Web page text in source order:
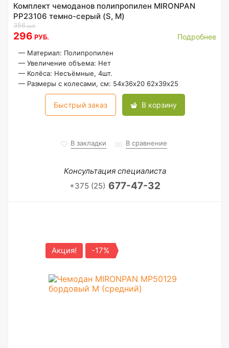
Комплект чемоданов полипропилен MIRONPAN
PP23106 темно-серый (S, M)
356руб.
296 РУБ. Подробнее
— Материал: Полипропилен
— Увеличение объема: Нет
— Колёса: Несъёмные, 4шт.
— Размеры с колесами, см: 54х36х20 62х39х25
Быстрый заказ В корзину
В закладки В сравнение
Консультация специалиста
+375 (25) 677-47-32
Акция! -17%